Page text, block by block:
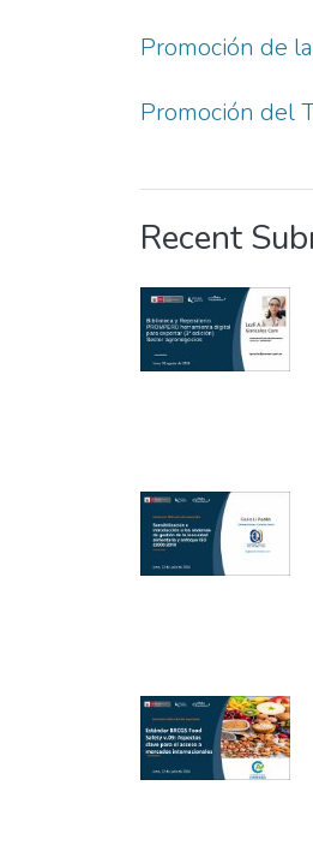
Promoción de
Promoción del
Recent